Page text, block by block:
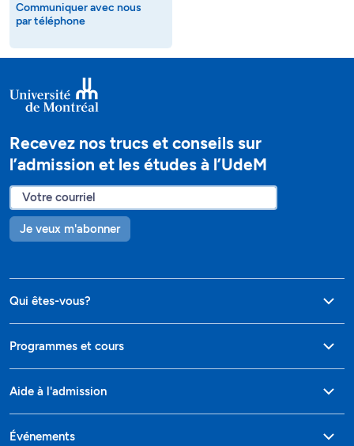
Communiquer avec nous
par téléphone
Recevez nos trucs et conseils sur
l’admission et les études à l’UdeM
Je veux m'abonner
Qui êtes-vous?
Programmes et cours
Aide à l'admission
Événements